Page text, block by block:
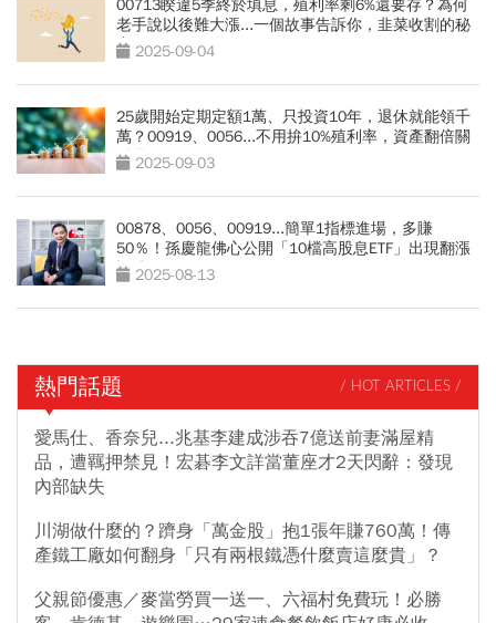
00713睽違5季終於填息，殖利率剩6%還要存？為何
老手說以後難大漲...一個故事告訴你，韭菜收割的秘
密 2025-09-04
25歲開始定期定額1萬、只投資10年，退休就能領千
萬？00919、0056...不用拚10%殖利率，資產翻倍關
鍵是？
2025-09-03
00878、0056、00919...簡單1指標進場，多賺
50％！孫慶龍佛心公開「10檔高股息ETF」出現翻漲
訊號2025-08-13
熱門話題 / HOT ARTICLES /
愛馬仕、香奈兒...兆基李建成涉吞7億送前妻滿屋精
品，遭羈押禁見！宏碁李文詳當董座才2天閃辭：發現
內部缺失
川湖做什麼的？躋身「萬金股」抱1張年賺760萬！傳
產鐵工廠如何翻身「只有兩根鐵憑什麼賣這麼貴」？
父親節優惠／麥當勞買一送一、六福村免費玩！必勝